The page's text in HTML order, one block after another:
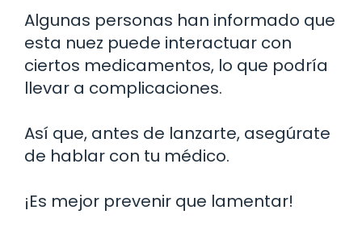
Algunas personas han informado que
esta nuez puede interactuar con
ciertos medicamentos, lo que podría
llevar a complicaciones.
Así que, antes de lanzarte, asegúrate
de hablar con tu médico.
¡Es mejor prevenir que lamentar!